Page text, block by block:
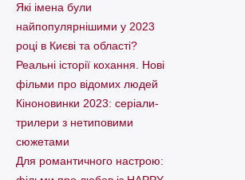
Які імена були
найпопулярнішими у 2023
році в Києві та області?
Реальні історії кохання. Нові
фільми про відомих людей
Кіноновинки 2023: серіали-
трилери з нетиповими
сюжетами
Для романтичного настрою: